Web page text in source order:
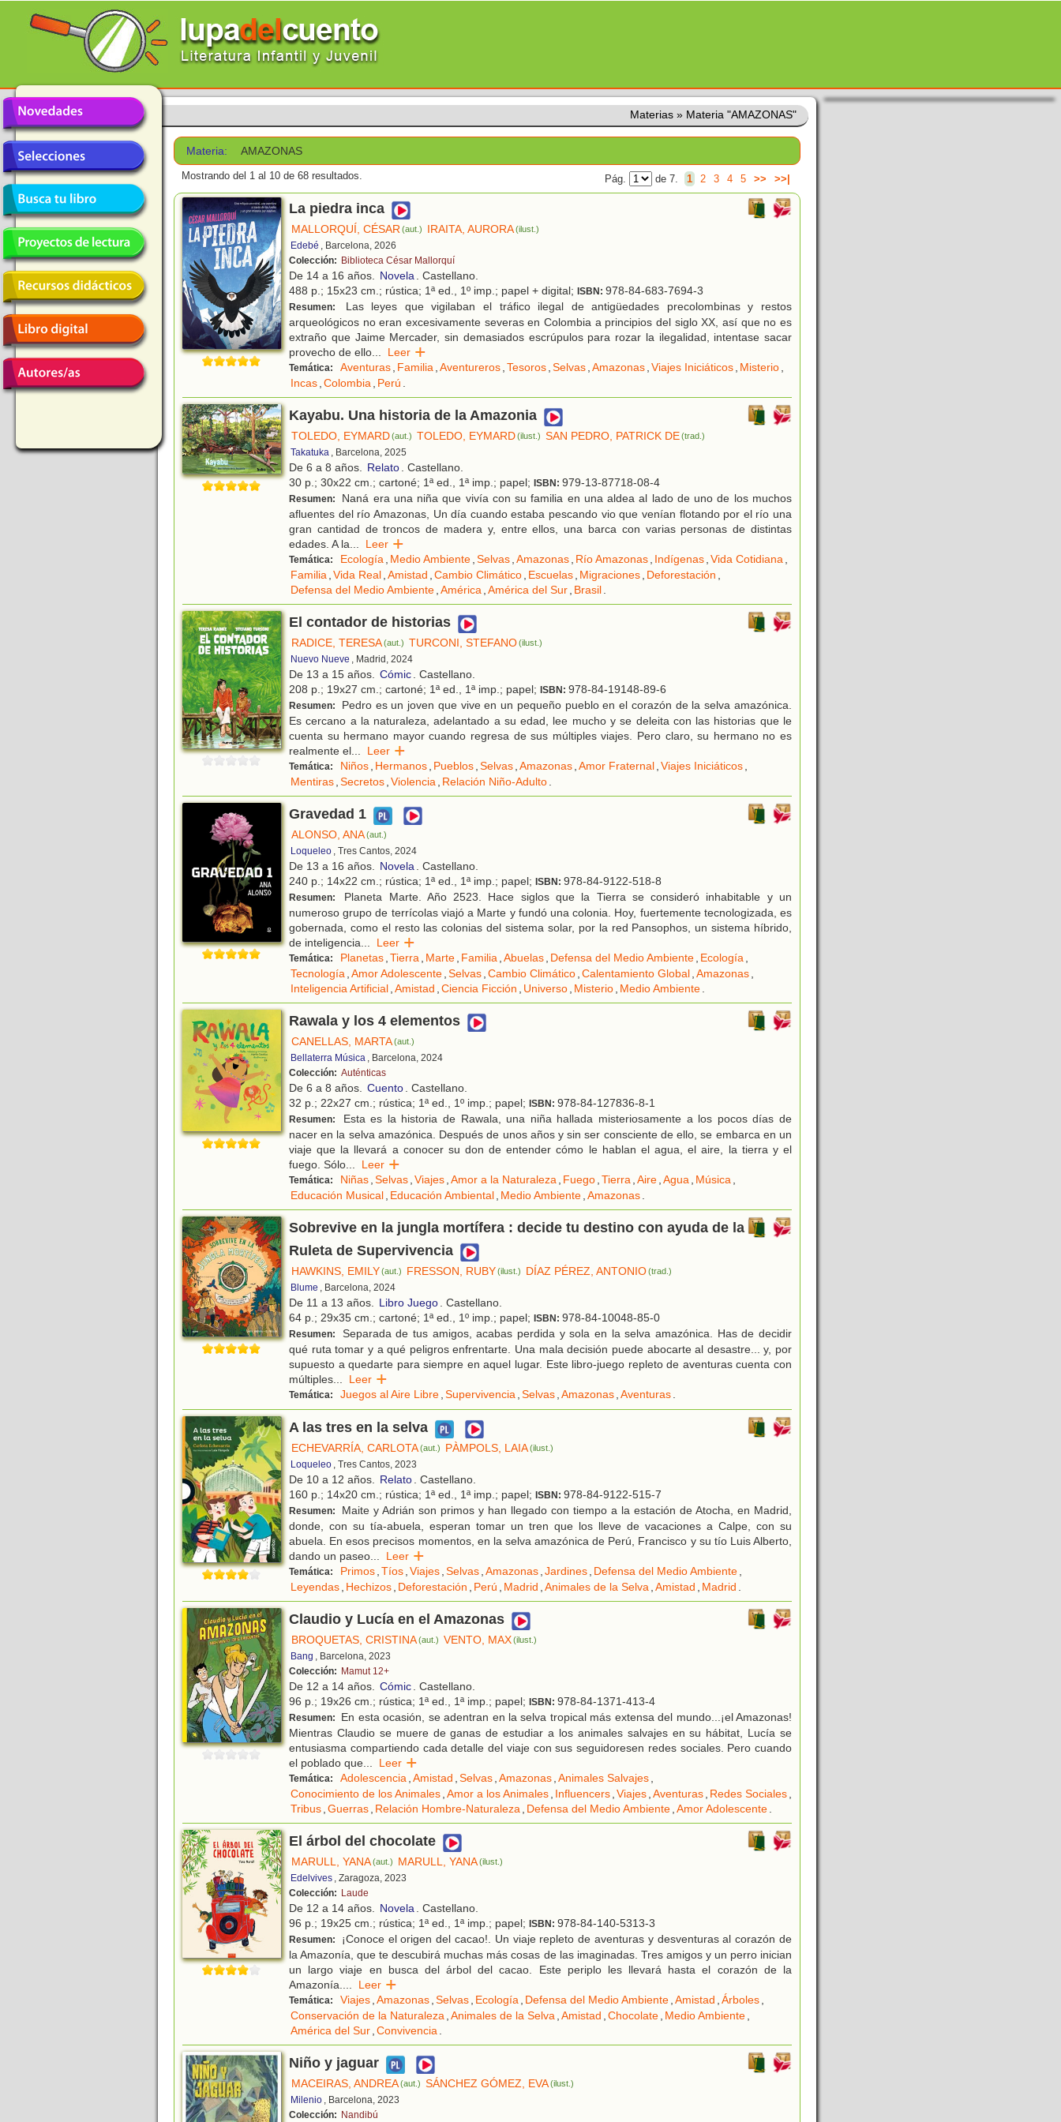
Materias » Materia "AMAZONAS"
Materia: AMAZONAS
Mostrando del 1 al 10 de 68 resultados. Pág. de 7. 1 2 3 4 5 >> >>|
La piedra inca
MALLORQUÍ, CÉSAR(aut.) IRAITA, AURORA(ilust.)
Edebé , Barcelona, 2026
Colección: Biblioteca César Mallorquí
De 14 a 16 años. Novela. Castellano.
488 p.; 15x23 cm.; rústica; 1ª ed., 1º imp.; papel + digital; ISBN: 978-84-683-7694-3
Resumen:
Las leyes que vigilaban el tráfico ilegal de antigüedades precolombinas y restos
arqueológicos no eran excesivamente severas en Colombia a principios del siglo XX, así que no es
extraño que Jaime Mercader, sin demasiados escrúpulos para rozar la ilegalidad, intentase sacar
provecho de ello... Leer
Temática: Aventuras, Familia,Aventureros,Tesoros,Selvas,Amazonas,Viajes Iniciáticos, Misterio,
Incas,Colombia, Perú .
Kayabu. Una historia de la Amazonia
TOLEDO, EYMARD(aut.) TOLEDO, EYMARD(ilust.) SAN PEDRO, PATRICK DE (trad.)
Takatuka , Barcelona, 2025
De 6 a 8 años. Relato. Castellano.
30 p.; 30x22 cm.; cartoné; 1ª ed., 1ª imp.; papel; ISBN: 979-13-87718-08-4
Resumen:
Naná era una niña que vivía con su familia en una aldea al lado de uno de los muchos
afluentes del río Amazonas, Un día cuando estaba pescando vio que venían flotando por el río una
gran cantidad de troncos de madera y, entre ellos, una barca con varias personas de distintas
edades. A la... Leer
Temática: Ecología, Medio Ambiente,Selvas,Amazonas, Río Amazonas, Indígenas,Vida Cotidiana,
Familia,Vida Real,Amistad ,Cambio Climático, Escuelas, Migraciones, Deforestación ,
Defensa del Medio Ambiente,América,América del Sur, Brasil.
El contador de historias
RADICE, TERESA(aut.) TURCONI, STEFANO(ilust.)
Nuevo Nueve , Madrid, 2024
De 13 a 15 años. Cómic. Castellano.
208 p.; 19x27 cm.; cartoné; 1ª ed., 1ª imp.; papel; ISBN: 978-84-19148-89-6
Resumen:
Pedro es un joven que vive en un pequeño pueblo en el corazón de la selva amazónica.
Es cercano a la naturaleza, adelantado a su edad, lee mucho y se deleita con las historias que le
cuenta su hermano mayor cuando regresa de sus múltiples viajes. Pero claro, su hermano no es
realmente el... Leer
Temática: Niños, Hermanos, Pueblos,Selvas,Amazonas,Amor Fraternal,Viajes Iniciáticos,
Mentiras,Secretos,Violencia, Relación Niño-Adulto.
Gravedad 1
ALONSO, ANA(aut.)
Loqueleo , Tres Cantos, 2024
De 13 a 16 años. Novela. Castellano.
240 p.; 14x22 cm.; rústica; 1ª ed., 1ª imp.; papel; ISBN: 978-84-9122-518-8
Resumen:
Planeta Marte. Año 2523. Hace siglos que la Tierra se consideró inhabitable y un
numeroso grupo de terrícolas viajó a Marte y fundó una colonia. Hoy, fuertemente tecnologizada, es
gobernada, como el resto las colonias del sistema solar, por la red Pansophos, un sistema híbrido,
de inteligencia... Leer
Temática: Planetas,Tierra, Marte, Familia,Abuelas, Defensa del Medio Ambiente, Ecología,
Tecnología,Amor Adolescente,Selvas,Cambio Climático,Calentamiento Global,Amazonas,
Inteligencia Artificial,Amistad ,Ciencia Ficción , Universo, Misterio, Medio Ambiente.
Rawala y los 4 elementos
CANELLAS, MARTA(aut.)
Bellaterra Música , Barcelona, 2024
Colección: Auténticas
De 6 a 8 años. Cuento. Castellano.
32 p.; 22x27 cm.; rústica; 1ª ed., 1º imp.; papel; ISBN: 978-84-127836-8-1
Resumen:
Esta es la historia de Rawala, una niña hallada misteriosamente a los pocos días de
nacer en la selva amazónica. Después de unos años y sin ser consciente de ello, se embarca en un
viaje que la llevará a conocer su don de entender cómo le hablan el agua, el aire, la tierra y el
fuego. Sólo... Leer
Temática: Niñas,Selvas,Viajes,Amor a la Naturaleza, Fuego,Tierra,Aire,Agua, Música,
Educación Musical, Educación Ambiental, Medio Ambiente,Amazonas.
Sobrevive en la jungla mortífera : decide tu destino con ayuda de la
Ruleta de Supervivencia
HAWKINS, EMILY(aut.) FRESSON, RUBY(ilust.) DÍAZ PÉREZ, ANTONIO (trad.)
Blume , Barcelona, 2024
De 11 a 13 años. Libro Juego. Castellano.
64 p.; 29x35 cm.; cartoné; 1ª ed., 1º imp.; papel; ISBN: 978-84-10048-85-0
Resumen:
Separada de tus amigos, acabas perdida y sola en la selva amazónica. Has de decidir
qué ruta tomar y a qué peligros enfrentarte. Una mala decisión puede abocarte al desastre... y, por
supuesto a quedarte para siempre en aquel lugar. Este libro-juego repleto de aventuras cuenta con
múltiples... Leer
Temática: Juegos al Aire Libre,Supervivencia,Selvas,Amazonas,Aventuras.
A las tres en la selva
ECHEVARRÍA, CARLOTA(aut.) PÀMPOLS, LAIA(ilust.)
Loqueleo , Tres Cantos, 2023
De 10 a 12 años. Relato. Castellano.
160 p.; 14x20 cm.; rústica; 1ª ed., 1ª imp.; papel; ISBN: 978-84-9122-515-7
Resumen:
Maite y Adrián son primos y han llegado con tiempo a la estación de Atocha, en Madrid,
donde, con su tía-abuela, esperan tomar un tren que los lleve de vacaciones a Calpe, con su
abuela. En esos precisos momentos, en la selva amazónica de Perú, Francisco y su tío Luis Alberto,
dando un paseo... Leer
Temática: Primos,Tíos,Viajes,Selvas,Amazonas,Jardines, Defensa del Medio Ambiente,
Leyendas, Hechizos, Deforestación , Perú , Madrid ,Animales de la Selva,Amistad , Madrid .
Claudio y Lucía en el Amazonas
BROQUETAS, CRISTINA(aut.) VENTO, MAX(ilust.)
Bang , Barcelona, 2023
Colección: Mamut 12+
De 12 a 14 años. Cómic. Castellano.
96 p.; 19x26 cm.; rústica; 1ª ed., 1ª imp.; papel; ISBN: 978-84-1371-413-4
Resumen:
En esta ocasión, se adentran en la selva tropical más extensa del mundo...¡el Amazonas!
Mientras Claudio se muere de ganas de estudiar a los animales salvajes en su hábitat, Lucía se
entusiasma compartiendo cada detalle del viaje con sus seguidoresen redes sociales. Pero cuando
el poblado que... Leer
Temática: Adolescencia,Amistad ,Selvas,Amazonas,Animales Salvajes,
Conocimiento de los Animales,Amor a los Animales, Influencers,Viajes,Aventuras, Redes Sociales,
Tribus,Guerras, Relación Hombre-Naturaleza, Defensa del Medio Ambiente,Amor Adolescente.
El árbol del chocolate
MARULL, YANA(aut.) MARULL, YANA(ilust.)
Edelvives , Zaragoza, 2023
Colección: Laude
De 12 a 14 años. Novela. Castellano.
96 p.; 19x25 cm.; rústica; 1ª ed., 1ª imp.; papel; ISBN: 978-84-140-5313-3
Resumen:
¡Conoce el origen del cacao!. Un viaje repleto de aventuras y desventuras al corazón de
la Amazonía, que te descubirá muchas más cosas de las imaginadas. Tres amigos y un perro inician
un largo viaje en busca del árbol del cacao. Este periplo les llevará hasta el corazón de la
Amazonía.... Leer
Temática: Viajes,Amazonas,Selvas, Ecología, Defensa del Medio Ambiente,Amistad ,Árboles,
Conservación de la Naturaleza,Animales de la Selva,Amistad ,Chocolate, Medio Ambiente,
América del Sur,Convivencia.
Niño y jaguar
MACEIRAS, ANDREA(aut.) SÁNCHEZ GÓMEZ, EVA(ilust.)
Milenio , Barcelona, 2023
Colección: Nandibú